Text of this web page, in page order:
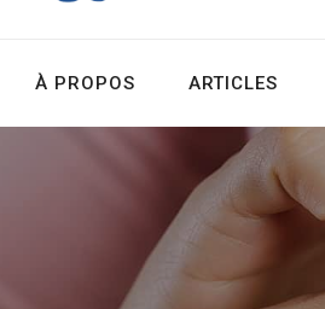
À PROPOS ARTICLES